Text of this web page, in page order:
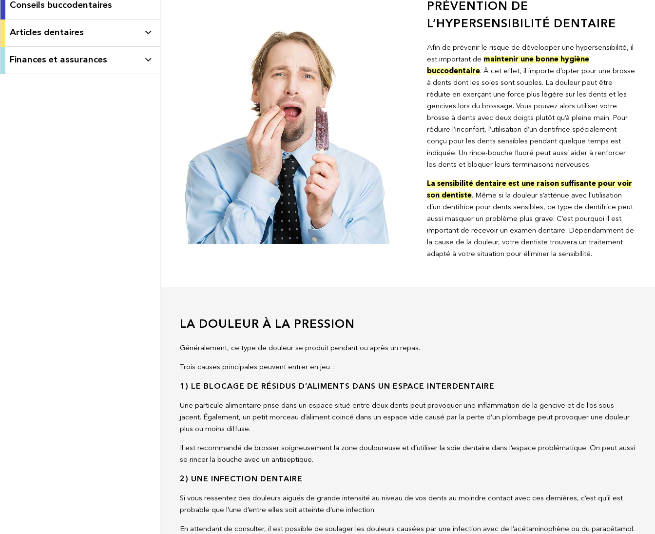
Conseils buccodentaires
Articles dentaires
Finances et assurances
PRÉVENTION DE
L’HYPERSENSIBILITÉ DENTAIRE
Afin de prévenir le risque de développer une hypersensibilité, il
est important de maintenir une bonne hygiène
buccodentaire. À cet effet, il importe d’opter pour une brosse
à dents dont les soies sont souples. La douleur peut être
réduite en exerçant une force plus légère sur les dents et les
gencives lors du brossage. Vous pouvez alors utiliser votre
brosse à dents avec deux doigts plutôt qu’à pleine main. Pour
réduire l’inconfort, l’utilisation d’un dentifrice spécialement
conçu pour les dents sensibles pendant quelque temps est
indiquée. Un rince-bouche fluoré peut aussi aider à renforcer
les dents et bloquer leurs terminaisons nerveuses.
La sensibilité dentaire est une raison suffisante pour voir
son dentiste. Même si la douleur s’atténue avec l’utilisation
d’un dentifrice pour dents sensibles, ce type de dentifrice peut
aussi masquer un problème plus grave. C’est pourquoi il est
important de recevoir un examen dentaire. Dépendamment de
la cause de la douleur, votre dentiste trouvera un traitement
adapté à votre situation pour éliminer la sensibilité.
LA DOULEUR À LA PRESSION
Généralement, ce type de douleur se produit pendant ou après un repas.
Trois causes principales peuvent entrer en jeu :
1) LE BLOCAGE DE RÉSIDUS D’ALIMENTS DANS UN ESPACE INTERDENTAIRE
Une particule alimentaire prise dans un espace situé entre deux dents peut provoquer une inflammation de la gencive et de l’os sous-
jacent. Également, un petit morceau d’aliment coincé dans un espace vide causé par la perte d’un plombage peut provoquer une douleur
plus ou moins diffuse.
Il est recommandé de brosser soigneusement la zone douloureuse et d’utiliser la soie dentaire dans l’espace problématique. On peut aussi
se rincer la bouche avec un antiseptique.
2) UNE INFECTION DENTAIRE
Si vous ressentez des douleurs aiguës de grande intensité au niveau de vos dents au moindre contact avec ces dernières, c’est qu’il est
probable que l’une d’entre elles soit atteinte d’une infection.
En attendant de consulter, il est possible de soulager les douleurs causées par une infection avec de l’acétaminophène ou du paracétamol.